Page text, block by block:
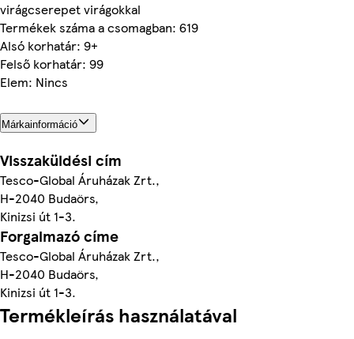
virágcserepet virágokkal
Termékek száma a csomagban: 619
Alsó korhatár: 9+
Felső korhatár: 99
Elem: Nincs
Márkainformáció
Visszaküldési cím
Tesco-Global Áruházak Zrt.,
H-2040 Budaörs,
Kinizsi út 1-3.
Forgalmazó címe
Tesco-Global Áruházak Zrt.,
H-2040 Budaörs,
Kinizsi út 1-3.
Termékleírás használatával